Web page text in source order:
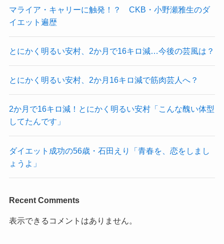
マライア・キャリーに触発！？ CKB・小野瀬雅生のダ
イエット遍歴
とにかく明るい安村、2か月で16キロ減…今後の芸風は？
とにかく明るい安村、2か月16キロ減で筋肉芸人へ？
2か月で16キロ減！とにかく明るい安村「こんな醜い体型
してたんです」
ダイエット成功の56歳・石田えり「青春を、恋をしまし
ょうよ」
Recent Comments
表示できるコメントはありません。